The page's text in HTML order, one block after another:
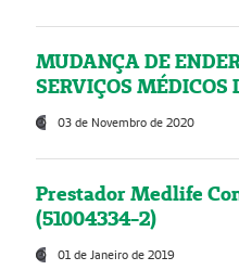
MUDANÇA DE
SERVIÇOS
03 de Novembro de 2020
Prestador Medlife
(51004334-2)
01 de Janeiro de 2019